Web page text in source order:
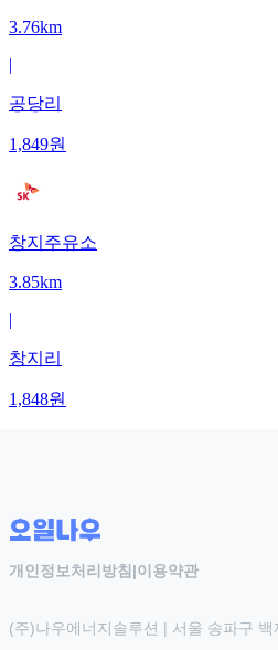
3.76km
|
공당리
1,849원
창지주유소
3.85km
|
창지리
1,848원
개인정보처리방침 |이용약관
(주)나우에너지솔루션 | 서울 송파구